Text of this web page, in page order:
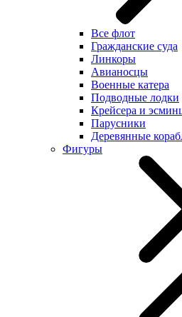
Все флот
Гражданские суда
Линкоры
Авианосцы
Военные катера
Подводные лодки
Крейсера и
Парусники
Деревянные
Фигуры